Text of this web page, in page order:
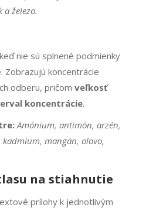
železo.
nie sú splnené podmienky
Zobrazujú koncentrácie
odberu, pričom veľkosť
koncentrácie.
Amónium, antimón, arzén,
mangán, olovo,
na stiahnutie
prílohy k jednotlivým